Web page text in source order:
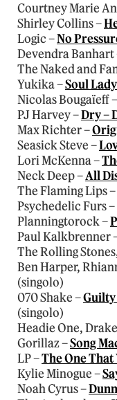
Courtney Marie
Shirley Collins –
Logic –No
Devendra Banhart
The Naked and
Yukika –Soul Lady
Nicolas Bougaïeff –
PJ Harvey –Dry –
Max Richter –
Seasick Steve –
Lori McKenna –
Neck Deep –All
The Flaming Lips –
Psychedelic Furs –
Planningtorock –
Paul Kalkbrenner
The Rolling
Ben Harper,
(singolo)
070 Shake –Guilty
(singolo)
Headie One,
Gorillaz –Song
LP –The One That
Kylie Minogue –
Noah Cyrus –